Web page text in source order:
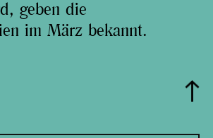
geben die
im März bekannt.